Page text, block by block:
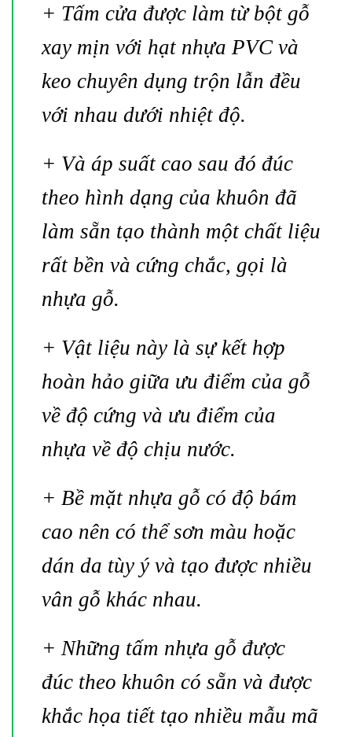
+ Tấm cửa được làm từ bột gỗ
xay mịn với hạt nhựa PVC và
keo chuyên dụng trộn lẫn đều
với nhau dưới nhiệt độ.
+ Và áp suất cao sau đó đúc
theo hình dạng của khuôn đã
làm sẵn tạo thành một chất liệu
rất bền và cứng chắc, gọi là
nhựa gỗ.
+ Vật liệu này là sự kết hợp
hoàn hảo giữa ưu điểm của gỗ
về độ cứng và ưu điểm của
nhựa về độ chịu nước.
+ Bề mặt nhựa gỗ có độ bám
cao nên có thể sơn màu hoặc
dán da tùy ý và tạo được nhiều
vân gỗ khác nhau.
+ Những tấm nhựa gỗ được
đúc theo khuôn có sẵn và được
khắc họa tiết tạo nhiều mẫu mã